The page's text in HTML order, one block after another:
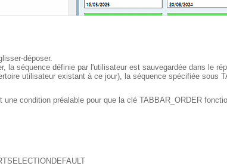
déposer.
la séquence définie par l'utilisateur est sauvegardée dans le
utilisateur existant à ce jour), la séquence spécifiée sous
condition préalable pour que la clé TABBAR_ORDER